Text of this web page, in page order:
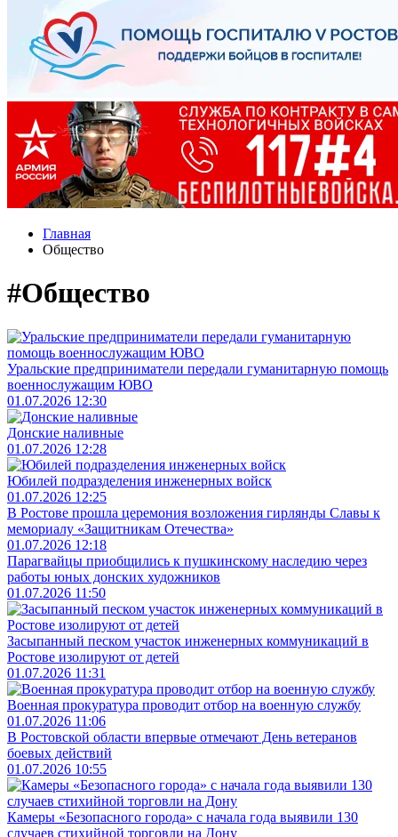
Главная
Общество
#Общество
Уральские предприниматели передали гуманитарную помощь
военнослужащим ЮВО
01.07.2026 12:30
Донские наливные
01.07.2026 12:28
Юбилей подразделения инженерных войск
01.07.2026 12:25
В Ростове прошла церемония возложения гирлянды Славы к
мемориалу «Защитникам Отечества»
01.07.2026 12:18
Парагвайцы приобщились к пушкинскому наследию через
работы юных донских художников
01.07.2026 11:50
Засыпанный песком участок инженерных коммуникаций в
Ростове изолируют от детей
01.07.2026 11:31
Военная прокуратура проводит отбор на военную службу
01.07.2026 11:06
В Ростовской области впервые отмечают День ветеранов
боевых действий
01.07.2026 10:55
Камеры «Безопасного города» с начала года выявили 130
случаев стихийной торговли на Дону